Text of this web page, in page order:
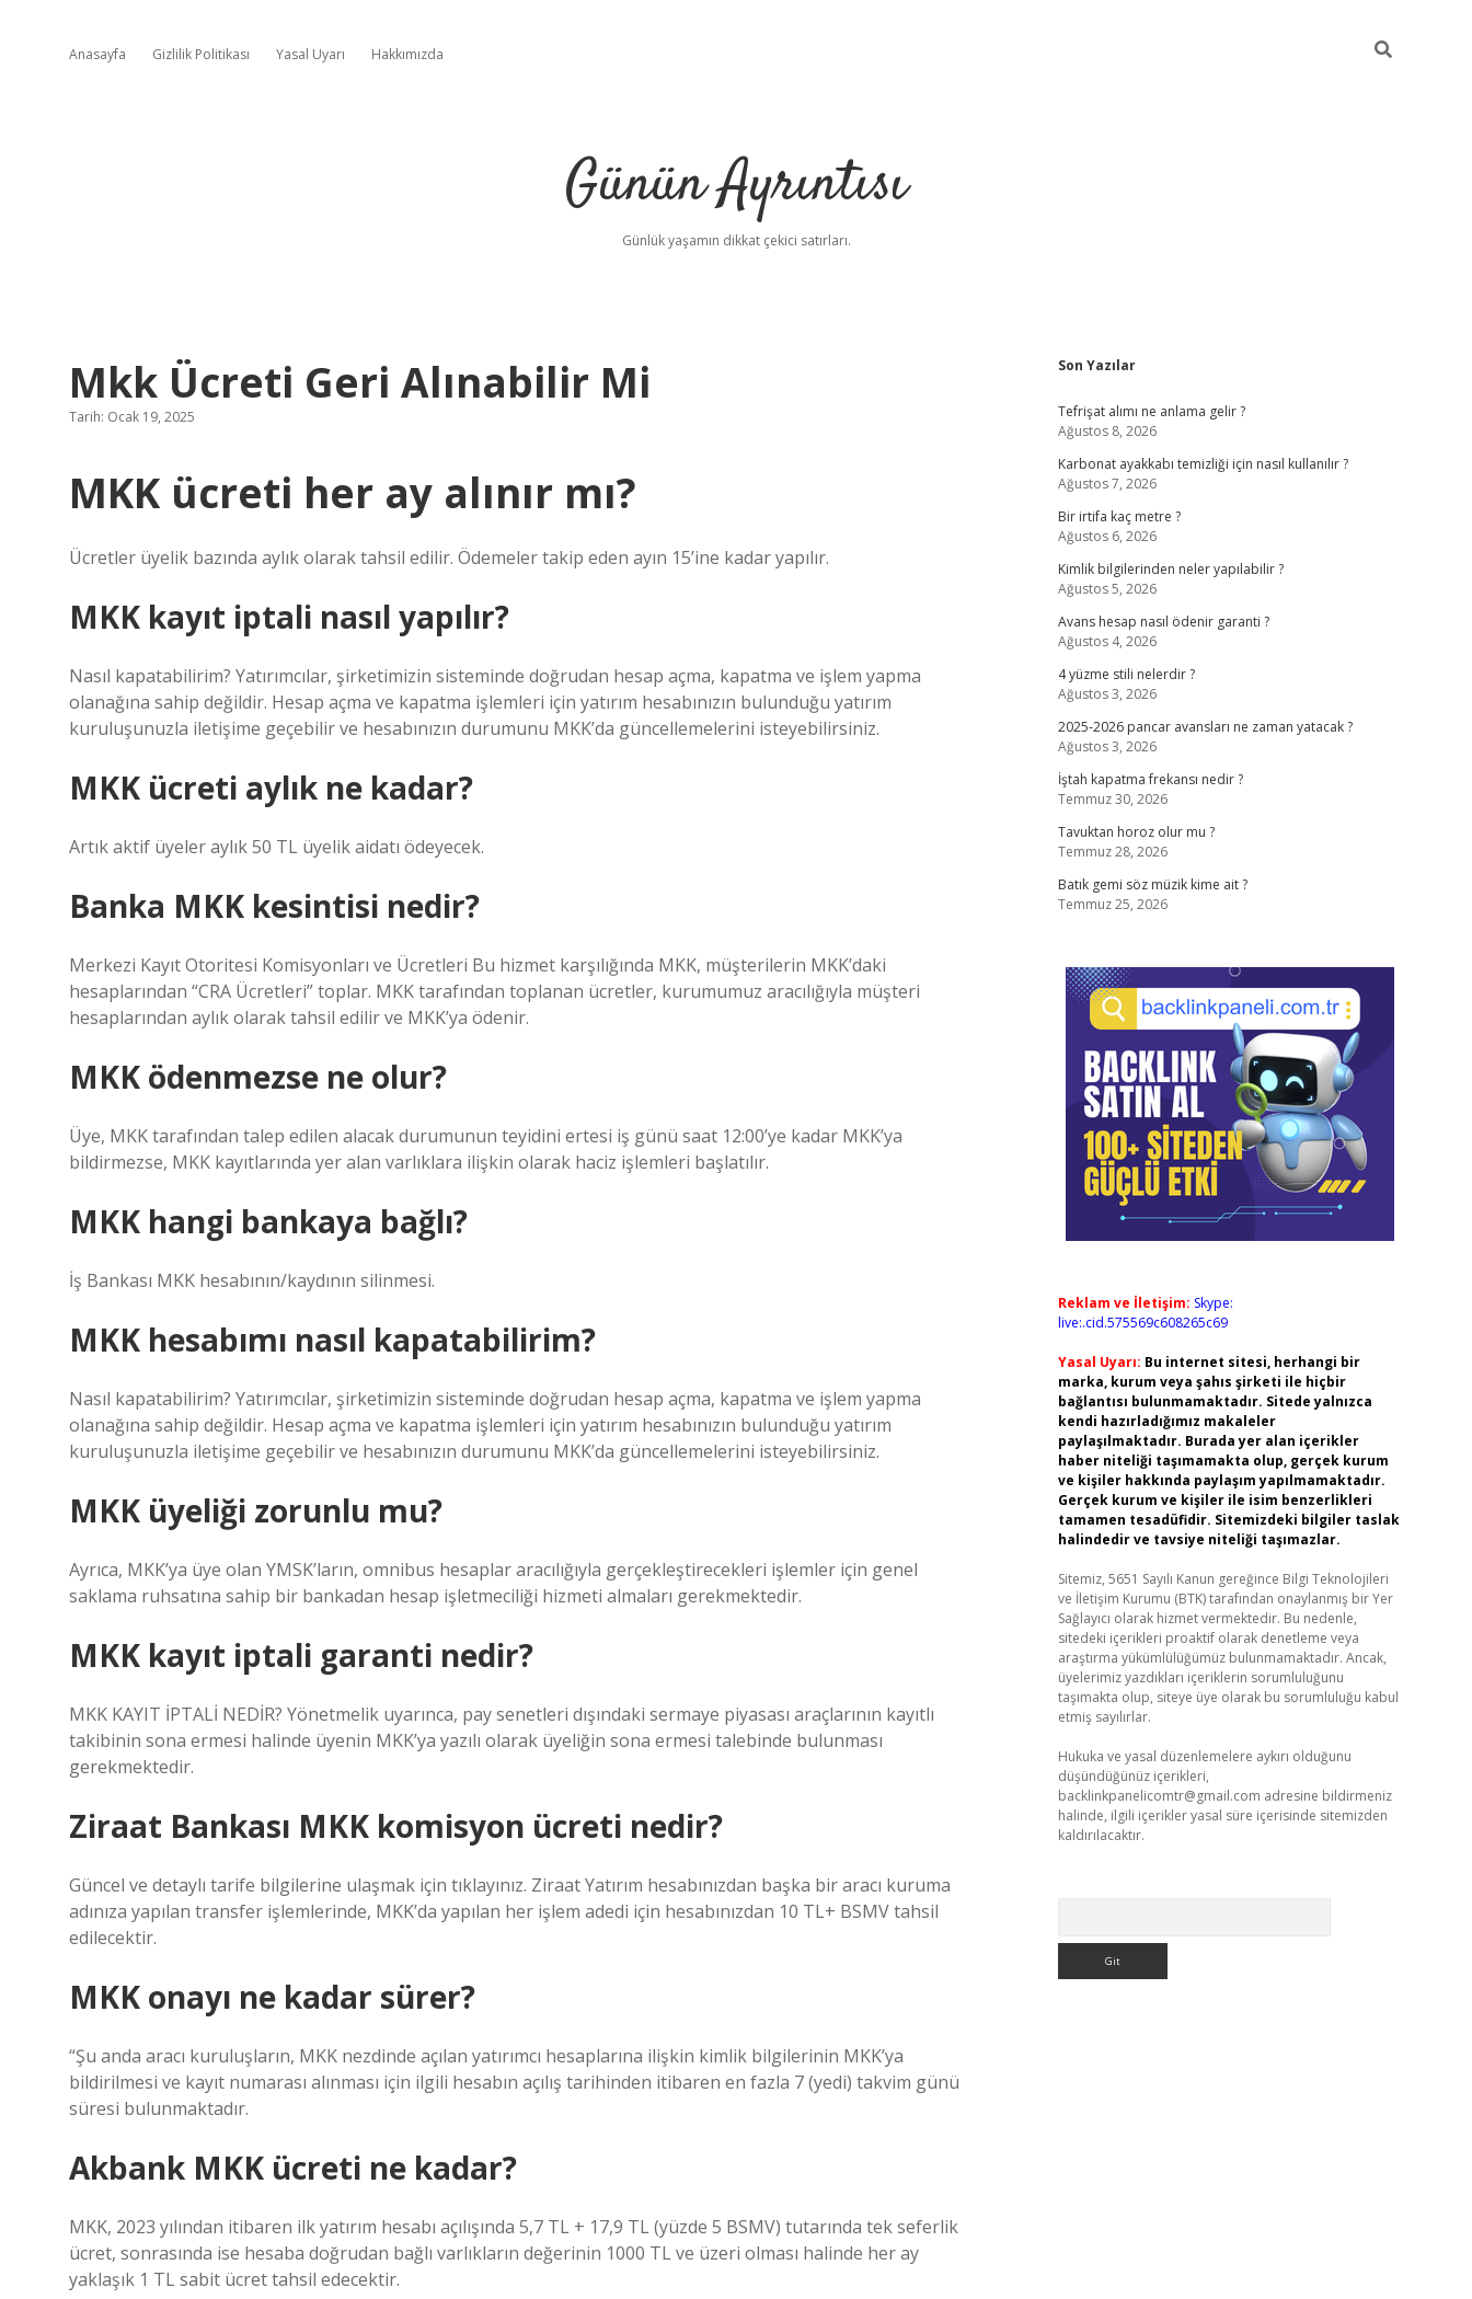
Anasayfa Gizlilik Politikası Yasal Uyarı Hakkımızda
Günün Ayrıntısı
Günlük yaşamın dikkat çekici satırları.
Mkk Ücreti Geri Alınabilir Mi
Tarih: Ocak 19, 2025
MKK ücreti her ay alınır mı?
Ücretler üyelik bazında aylık olarak tahsil edilir. Ödemeler takip eden ayın 15’ine kadar yapılır.
MKK kayıt iptali nasıl yapılır?
Nasıl kapatabilirim? Yatırımcılar, şirketimizin sisteminde doğrudan hesap açma, kapatma ve işlem yapma
olanağına sahip değildir. Hesap açma ve kapatma işlemleri için yatırım hesabınızın bulunduğu yatırım
kuruluşunuzla iletişime geçebilir ve hesabınızın durumunu MKK’da güncellemelerini isteyebilirsiniz.
MKK ücreti aylık ne kadar?
Artık aktif üyeler aylık 50 TL üyelik aidatı ödeyecek.
Banka MKK kesintisi nedir?
Merkezi Kayıt Otoritesi Komisyonları ve Ücretleri Bu hizmet karşılığında MKK, müşterilerin MKK’daki
hesaplarından “CRA Ücretleri” toplar. MKK tarafından toplanan ücretler, kurumumuz aracılığıyla müşteri
hesaplarından aylık olarak tahsil edilir ve MKK’ya ödenir.
MKK ödenmezse ne olur?
Üye, MKK tarafından talep edilen alacak durumunun teyidini ertesi iş günü saat 12:00’ye kadar MKK’ya
bildirmezse, MKK kayıtlarında yer alan varlıklara ilişkin olarak haciz işlemleri başlatılır.
MKK hangi bankaya bağlı?
İş Bankası MKK hesabının/kaydının silinmesi.
MKK hesabımı nasıl kapatabilirim?
Nasıl kapatabilirim? Yatırımcılar, şirketimizin sisteminde doğrudan hesap açma, kapatma ve işlem yapma
olanağına sahip değildir. Hesap açma ve kapatma işlemleri için yatırım hesabınızın bulunduğu yatırım
kuruluşunuzla iletişime geçebilir ve hesabınızın durumunu MKK’da güncellemelerini isteyebilirsiniz.
MKK üyeliği zorunlu mu?
Ayrıca, MKK’ya üye olan YMSK’ların, omnibus hesaplar aracılığıyla gerçekleştirecekleri işlemler için genel
saklama ruhsatına sahip bir bankadan hesap işletmeciliği hizmeti almaları gerekmektedir.
MKK kayıt iptali garanti nedir?
MKK KAYIT İPTALİ NEDİR? Yönetmelik uyarınca, pay senetleri dışındaki sermaye piyasası araçlarının kayıtlı
takibinin sona ermesi halinde üyenin MKK’ya yazılı olarak üyeliğin sona ermesi talebinde bulunması
gerekmektedir.
Ziraat Bankası MKK komisyon ücreti nedir?
Güncel ve detaylı tarife bilgilerine ulaşmak için tıklayınız. Ziraat Yatırım hesabınızdan başka bir aracı kuruma
adınıza yapılan transfer işlemlerinde, MKK’da yapılan her işlem adedi için hesabınızdan 10 TL+ BSMV tahsil
edilecektir.
MKK onayı ne kadar sürer?
“Şu anda aracı kuruluşların, MKK nezdinde açılan yatırımcı hesaplarına ilişkin kimlik bilgilerinin MKK’ya
bildirilmesi ve kayıt numarası alınması için ilgili hesabın açılış tarihinden itibaren en fazla 7 (yedi) takvim günü
süresi bulunmaktadır.
Akbank MKK ücreti ne kadar?
MKK, 2023 yılından itibaren ilk yatırım hesabı açılışında 5,7 TL + 17,9 TL (yüzde 5 BSMV) tutarında tek seferlik
ücret, sonrasında ise hesaba doğrudan bağlı varlıkların değerinin 1000 TL ve üzeri olması halinde her ay
yaklaşık 1 TL sabit ücret tahsil edecektir.
Sidebar
Son Yazılar
Tefrişat alımı ne anlama gelir ?
Ağustos 8, 2026
Karbonat ayakkabı temizliği için nasıl kullanılır ?
Ağustos 7, 2026
Bir irtifa kaç metre ?
Ağustos 6, 2026
Kimlik bilgilerinden neler yapılabilir ?
Ağustos 5, 2026
Avans hesap nasıl ödenir garanti ?
Ağustos 4, 2026
4 yüzme stili nelerdir ?
Ağustos 3, 2026
2025-2026 pancar avansları ne zaman yatacak ?
Ağustos 3, 2026
İştah kapatma frekansı nedir ?
Temmuz 30, 2026
Tavuktan horoz olur mu ?
Temmuz 28, 2026
Batık gemi söz müzik kime ait ?
Temmuz 25, 2026
Reklam ve İletişim: Skype:
live:.cid.575569c608265c69
Yasal Uyarı: Bu internet sitesi, herhangi bir
marka, kurum veya şahıs şirketi ile hiçbir
bağlantısı bulunmamaktadır. Sitede yalnızca
kendi hazırladığımız makaleler
paylaşılmaktadır. Burada yer alan içerikler
haber niteliği taşımamakta olup, gerçek kurum
ve kişiler hakkında paylaşım yapılmamaktadır.
Gerçek kurum ve kişiler ile isim benzerlikleri
tamamen tesadüfidir. Sitemizdeki bilgiler taslak
halindedir ve tavsiye niteliği taşımazlar.
Sitemiz, 5651 Sayılı Kanun gereğince Bilgi Teknolojileri
ve İletişim Kurumu (BTK) tarafından onaylanmış bir Yer
Sağlayıcı olarak hizmet vermektedir. Bu nedenle,
sitedeki içerikleri proaktif olarak denetleme veya
araştırma yükümlülüğümüz bulunmamaktadır. Ancak,
üyelerimiz yazdıkları içeriklerin sorumluluğunu
taşımakta olup, siteye üye olarak bu sorumluluğu kabul
etmiş sayılırlar.
Hukuka ve yasal düzenlemelere aykırı olduğunu
düşündüğünüz içerikleri,
backlinkpanelicomtr@gmail.com adresine bildirmeniz
halinde, ilgili içerikler yasal süre içerisinde sitemizden
kaldırılacaktır.